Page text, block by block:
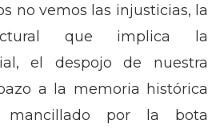
no vemos las injusticias, la
que implica la
el despojo de nuestra
a la memoria histórica
por la bota